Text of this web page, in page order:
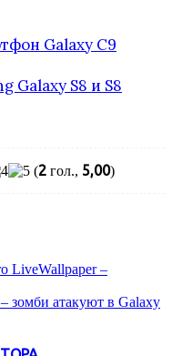
Galaxy C9
Galaxy S8 и S8
(2 гол., 5,00)
LiveWallpaper –
зомби атакуют в Galaxy